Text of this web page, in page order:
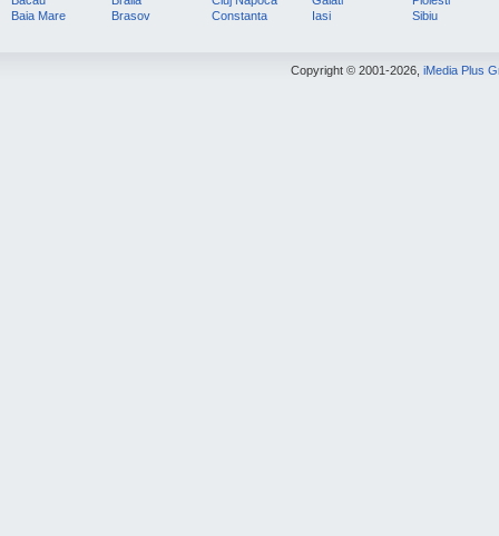
Baia Mare
Brasov
Constanta
Iasi
Sibiu
Copyright © 2001-2026, iMedia Plus